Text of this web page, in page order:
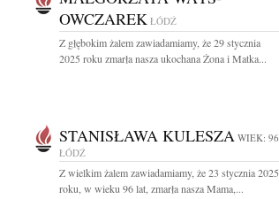
OWCZAREK ŁÓDŹ
Z głębokim żalem zawiadamiamy, że 29 stycznia
2025 roku zmarła nasza ukochana Żona i Matka...
STANISŁAWA KULESZA WIEK: 96
ŁÓDŹ
Z wielkim żalem zawiadamiamy, że 23 stycznia 2025
roku, w wieku 96 lat, zmarła nasza Mama,...